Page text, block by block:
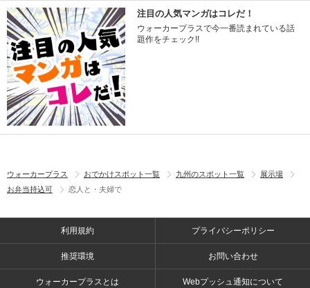
注目の人気マンガはコレだ！
ウォーカープラスで今一番読まれている話
題作をチェック!!
ウォーカープラス おでかけスポット一覧 九州のスポット一覧
展示場
お弁当持込可
恋人と・夫婦で
利用規約 プライバシーポリシー
推奨環境 お問い合わせ
ウォーカープラスとは Webプッシュ通知について